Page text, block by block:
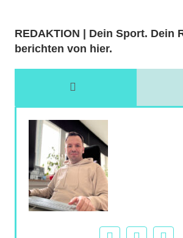
REDAKTION | Dein Sport. Dein
berichten von hier.